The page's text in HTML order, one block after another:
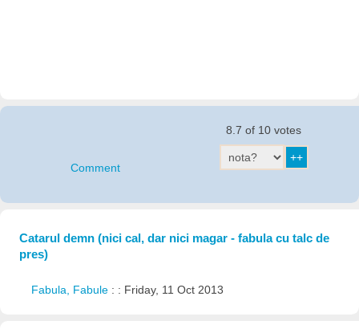
Comment
8.7 of 10 votes
Catarul demn (nici cal, dar nici magar - fabula cu talc de
pres)
Fabula, Fabule : : Friday, 11 Oct 2013